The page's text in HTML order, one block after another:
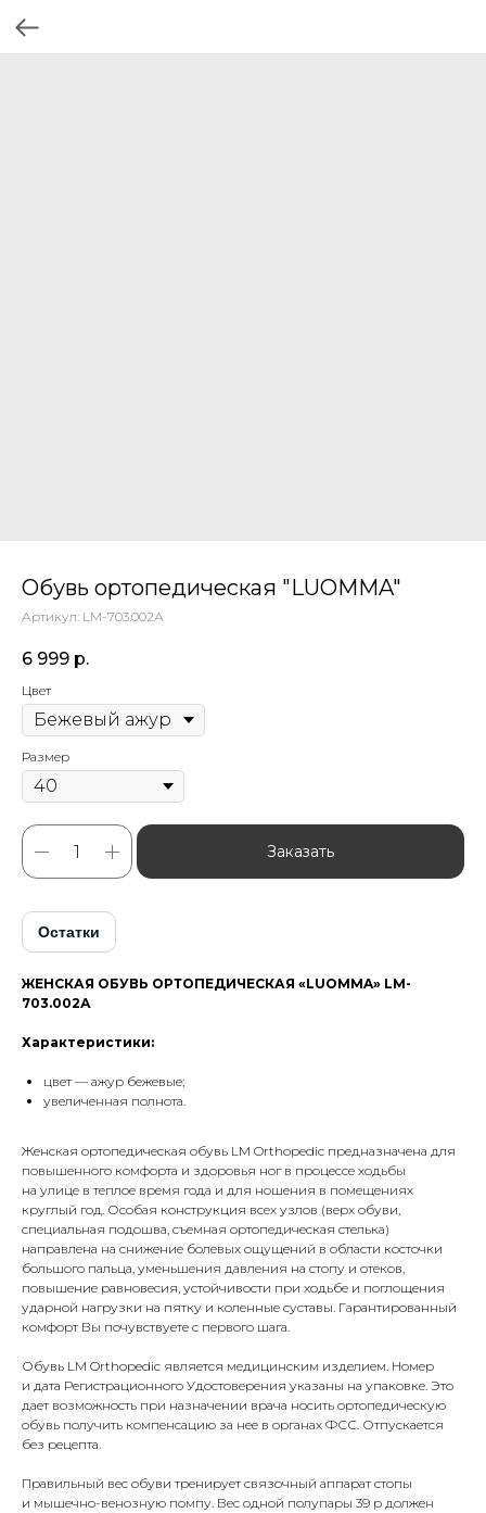
Обувь ортопедическая "LUOMMA"
Артикул: LM-703.002А
6 999 р.
Цвет
Размер
Заказать
Остатки
ЖЕНСКАЯ ОБУВЬ ОРТОПЕДИЧЕСКАЯ «LUOMMA» LM-
703.002А
Характеристики:
цвет — ажур бежевые;
увеличенная полнота.
Женская ортопедическая обувь LM Orthopedic предназначена для
повышенного комфорта и здоровья ног в процессе ходьбы
на улице в теплое время года и для ношения в помещениях
круглый год. Особая конструкция всех узлов (верх обуви,
специальная подошва, съемная ортопедическая стелька)
направлена на снижение болевых ощущений в области косточки
большого пальца, уменьшения давления на стопу и отеков,
повышение равновесия, устойчивости при ходьбе и поглощения
ударной нагрузки на пятку и коленные суставы. Гарантированный
комфорт Вы почувствуете с первого шага.
Обувь LM Orthopedic является медицинским изделием. Номер
и дата Регистрационного Удостоверения указаны на упаковке. Это
дает возможность при назначении врача носить ортопедическую
обувь получить компенсацию за нее в органах ФСС. Отпускается
без рецепта.
Правильный вес обуви тренирует связочный аппарат стопы
и мышечно-венозную помпу. Вес одной полупары 39 р должен